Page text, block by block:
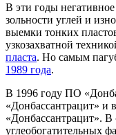
В эти годы
зольности углей и
выемки тонких
узкозахватной
пласта. Но самым
1989 года.
В 1996 году ПО
«Донбассантрацит»
«Донбассантрацит».
углеобогатительных